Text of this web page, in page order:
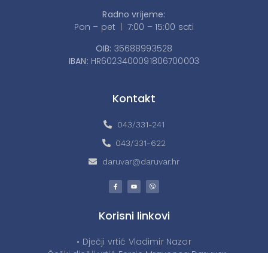
Radno vrijeme:
Pon – pet | 7:00 – 15:00 sati
OIB: 35688993528
IBAN: HR6023400091806700003
Kontakt
043/331-241
043/331-622
daruvar@daruvar.hr
Korisni linkovi
• Dječji vrtić Vladimir Nazor